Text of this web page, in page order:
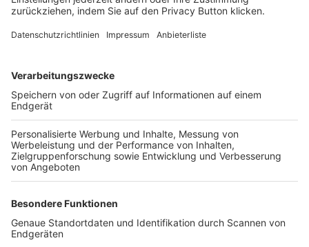
FOLGE DEM BFV
TOP-VEREINE
TOP-PARTNER